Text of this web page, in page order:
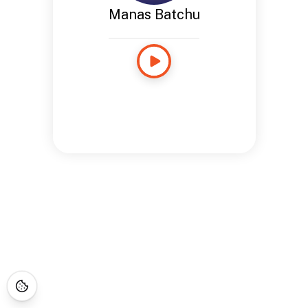
Manas Batchu